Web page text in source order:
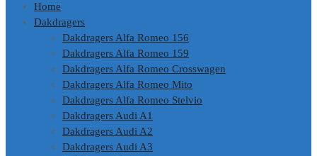
Home
Dakdragers
Dakdragers Alfa Romeo 156
Dakdragers Alfa Romeo 159
Dakdragers Alfa Romeo Crosswagen
Dakdragers Alfa Romeo Mito
Dakdragers Alfa Romeo Stelvio
Dakdragers Audi A1
Dakdragers Audi A2
Dakdragers Audi A3